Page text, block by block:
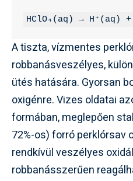
HClO₄(aq) → H⁺(aq)
A tiszta, vízmentes
robbanásveszélyes,
ütés hatására. Gyorsan
oxigénre. Vizes oldatai
formában, meglepően
72%-os) forró perklórsav
rendkívül veszélyes
robbanásszerűen